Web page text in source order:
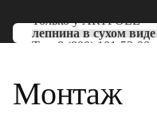
Только уARTPOLE
лепнина в сухом виде
Тел: 8 (800) 101-53-00
Монтаж